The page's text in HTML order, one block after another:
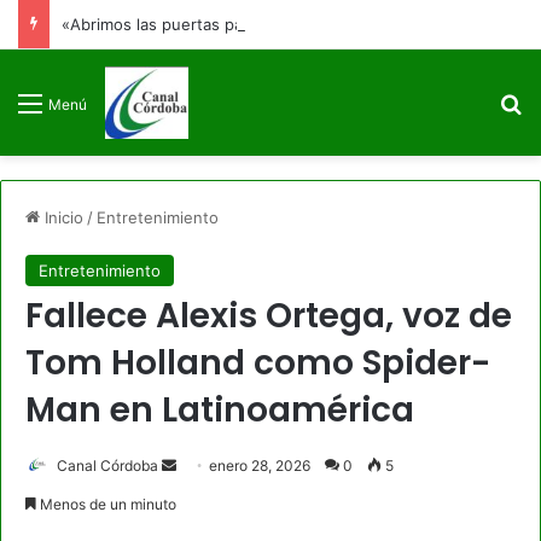
Menú
Inicio / Entretenimiento
Entretenimiento
Fallece Alexis Ortega, voz de
Tom Holland como Spider-
Man en Latinoamérica
Canal Córdoba
Sendenero 28, 2026 0 5
Menos de un minuto